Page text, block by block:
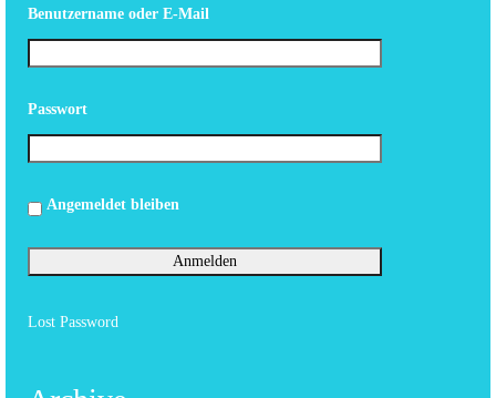
Benutzername oder E-Mail
Passwort
Angemeldet bleiben
Lost Password